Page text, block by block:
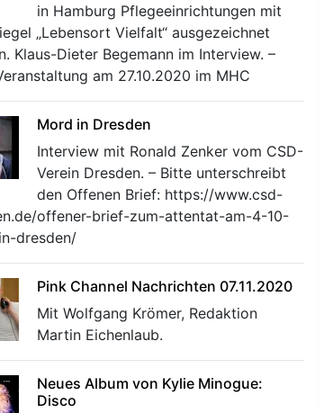
in Hamburg Pflegeeinrichtungen mit
„Lebensort Vielfalt“ ausgezeichnet
Klaus-Dieter Begemann im Interview. –
am 27.10.2020 im MHC
Mord in Dresden
Interview mit Ronald Zenker vom CSD-
Verein Dresden. – Bitte unterschreibt
den Offenen Brief: https://www.csd-
offener-brief-zum-attentat-am-4-10-
dresden/
Pink Channel Nachrichten 07.11.2020
Mit Wolfgang Krömer, Redaktion
Martin Eichenlaub.
Neues Album von Kylie Minogue:
Disco